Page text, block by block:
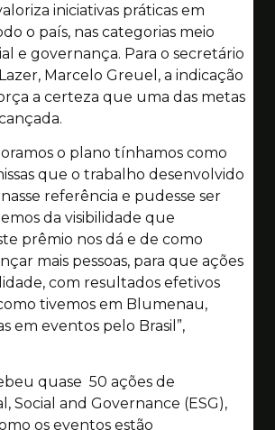
iniciativas práticas em
o país, nas categorias meio
e governança. Para o secretário
Marcelo Greuel, a indicação
a certeza que uma das metas
o plano tínhamos como
que o trabalho desenvolvido
referência e pudesse ser
da visibilidade que
prêmio nos dá e de como
mais pessoas, para que ações
com resultados efetivos
tivemos em Blumenau,
em eventos pelo Brasil”,
quase 50 ações de
Social and Governance (ESG),
os eventos estão